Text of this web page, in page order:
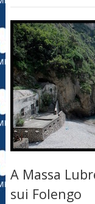
A Massa
sui Folengo